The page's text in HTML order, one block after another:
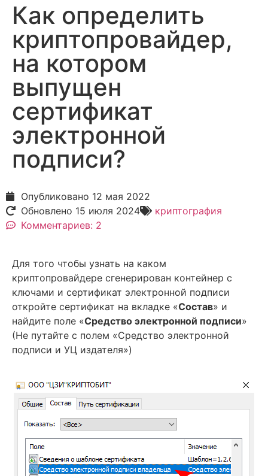
Как определить
криптопровайдер,
на котором
выпущен
сертификат
электронной
подписи?
Опубликовано 12 мая 2022
Обновлено 15 июля 2024
криптография
Комментариев: 2
Для того чтобы узнать на каком
криптопровайдере сгенерирован контейнер с
ключами и сертификат электронной подписи
откройте сертификат на вкладке «Состав» и
найдите поле «Средство электронной подписи»
(Не путайте с полем «Средство электронной
подписи и УЦ издателя»)